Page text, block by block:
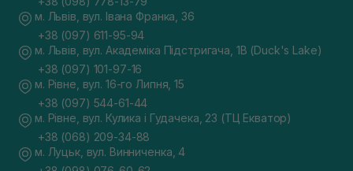
м. Львів, вул. Івана Франка, 36
+38 (097) 611-95-94
м. Львів, вул. Академіка Підстригача, 1В (Duck's Lake)
+38 (097) 101-97-16
м. Рівне, вул. 16-го Липня, 15
+38 (097) 544-61-44
м. Рівне, вул. Кулика і Гудачека, 23 (ТЦ Екватор)
+38 (068) 209-34-88
м. Луцьк, вул. Винниченка, 4